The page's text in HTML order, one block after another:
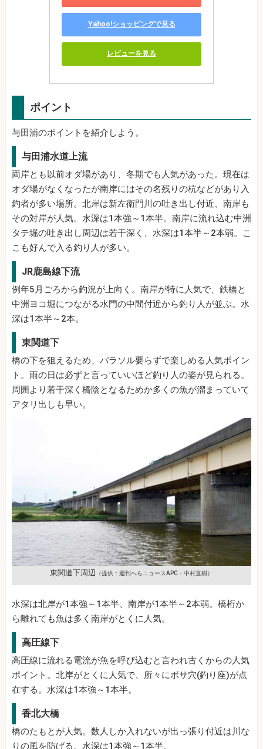
Yahoo!ショッピングで見る
レビューを見る
ポイント
与田浦のポイントを紹介しよう。
与田浦水道上流
両岸とも以前オダ場があり、冬期でも人気があった。現在は
オダ場がなくなったが南岸にはその名残りの杭などがあり入
釣者が多い場所。北岸は新左衛門川の吐き出し付近、南岸も
その対岸が人気。水深は1本強～1本半。南岸に流れ込む中洲
タテ堀の吐き出し周辺は若干深く、水深は1本半～2本弱。こ
こも好んで入る釣り人が多い。
JR鹿島線下流
例年5月ごろから釣況が上向く。南岸が特に人気で、鉄橋と
中洲ヨコ堀につながる水門の中間付近から釣り人が並ぶ。水
深は1本半～2本。
東関道下
橋の下を狙えるため、パラソル要らずで楽しめる人気ポイン
ト。雨の日は必ずと言っていいほど釣り人の姿が見られる。
周囲より若干深く橋陰となるためか多くの魚が溜まっていて
アタリ出しも早い。
東関道下周辺 （提供：週刊へらニュースAPC・中村直樹）
水深は北岸が1本強～1本半、南岸が1本半～2本弱。橋桁か
ら離れても魚は多く南岸がとくに人気。
高圧線下
高圧線に流れる電流が魚を呼び込むと言われ古くからの人気
ポイント。北岸がとくに人気で、所々にボサ穴(釣り座)が点
在する。水深は1本強～1本半。
香北大橋
橋のたもとが人気。数人しか入れないが出っ張り付近は川な
りの風を防げる。水深は1本強～1本半。